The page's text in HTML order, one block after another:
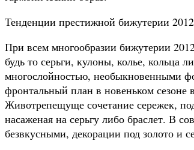
Тенденции престижной бижутерии 2012
При всем многообразии бижутерии
будь то серьги, кулоны, колье, кольца
многослойностью, необыкновенными
фронтальный план в новеньком
Животрепещуще сочетание сережек,
насаженая на серьгу либо браслет. В
безвкусными, декорации под золото и